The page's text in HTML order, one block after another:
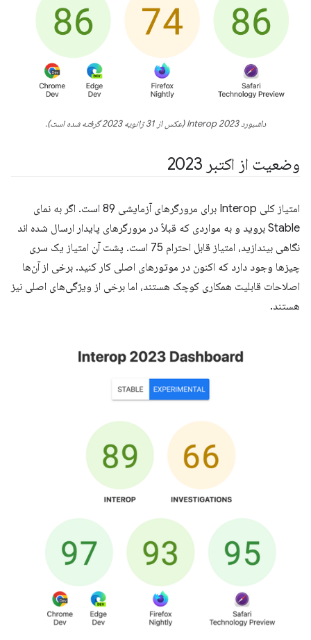
داشبورد Interop 2023 (عکس از 31 ژانویه 2023 گرفته شده است).
وضعیت از اکتبر 2023
امتیاز کلی Interop برای مرورگرهای آزمایشی 89 است. اگر به نمای
Stable بروید و به مواردی که قبلاً در مرورگرهای پایدار ارسال شده اند
نگاهی بیندازید، امتیاز قابل احترام 75 است. پشت آن امتیاز یک سری
چیزها وجود دارد که اکنون در موتورهای اصلی کار کنید. برخی از آن‌ها
اصلاحات قابلیت همکاری کوچک هستند، اما برخی از ویژگی‌های اصلی نیز
هستند.